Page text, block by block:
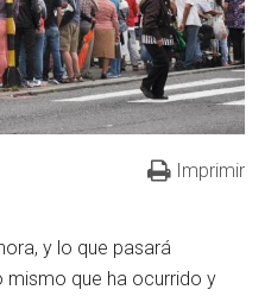
Imprimir
y lo que pasará
mismo que ha ocurrido y